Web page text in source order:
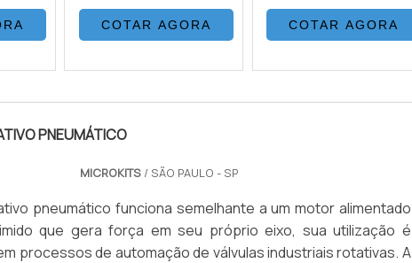
COTAR AGORA COTAR AGORA
PNEUMÁTICO
MICROKITS / SÃO PAULO - SP
pneumático funciona semelhante a um motor alimentado
que gera força em seu próprio eixo, sua utilização é
processos de automação de válvulas industriais rotativas. A